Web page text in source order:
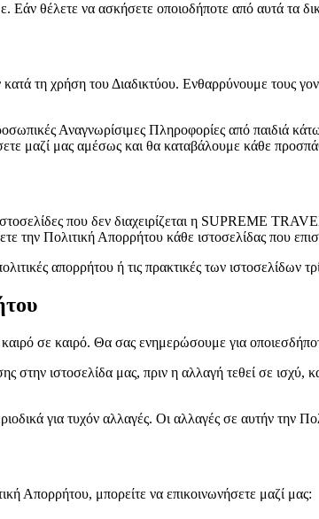
Εάν θέλετε να ασκήσετε οποιοδήποτε από αυτά τα
τη χρήση του Διαδικτύου. Ενθαρρύνουμε τους
Αναγνωρίσιμες Πληροφορίες από παιδιά κάτω
μαζί μας αμέσως και θα καταβάλουμε κάθε
που δεν διαχειρίζεται η SUPREME
την Πολιτική Απορρήτου κάθε ιστοσελίδας που
απορρήτου ή τις πρακτικές των ιστοσελίδων
σε καιρό. Θα σας ενημερώσουμε για
ιστοσελίδα μας, πριν η αλλαγή τεθεί σε
για τυχόν αλλαγές. Οι αλλαγές σε αυτήν την
Απορρήτου, μπορείτε να επικοινωνήσετε μαζί μας: